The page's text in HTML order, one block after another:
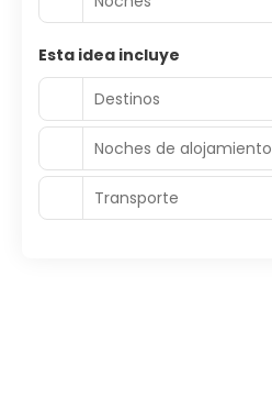
Esta idea incluye
Destinos
Noches de alojamiento
Transporte